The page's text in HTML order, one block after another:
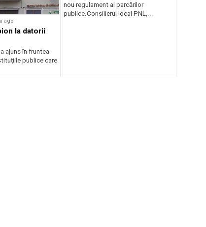
ago
la datorii
ajuns în fruntea
publice care
nou regulament al parcărilor
publice.Consilierul local PNL,...